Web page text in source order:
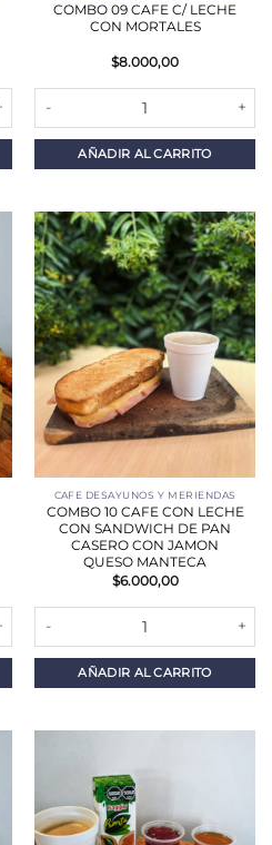
COMBO 09 CAFE C/ LECHE
CON MORTALES
$8.000,00
AÑADIR AL CARRITO
CAFE DESAYUNOS Y MERIENDAS
COMBO 10 CAFE CON LECHE
CON SANDWICH DE PAN
CASERO CON JAMON
QUESO MANTECA
$6.000,00
AÑADIR AL CARRITO